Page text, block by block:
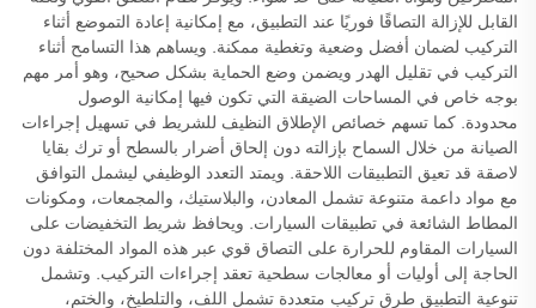
القابل للإزالة التصاقًا فوريًا عند التطبيق، مع إمكانية إعادة التموضع أثناء
التركيب لضمان أفضل وضعية وتغطية ممكنة. ويساهم هذا التسامح أثناء
التركيب في تقليل الهدر ويضمن وضع الحماية بشكل صحيح، وهو أمر مهم
بوجه خاص في المساحات الضيقة التي تكون فيها إمكانية الوصول
محدودة. كما تسهم خصائص الإطلاق النظيف للشريط في تسهيل إجراءات
الصيانة من خلال السماح بإزالته دون إلحاق أضرار بالسطح أو ترك بقايا
لاصقة قد تعيق التطبيقات اللاحقة. ويمتد التعدد الوظيفي ليشمل التوافق
مع مواد داعمة متنوعة تشمل المعادن، والبلاستيك، والمجمعات، ومكونات
المطاط الشائعة في تطبيقات السيارات. ويحافظ شريط التخفيضات على
السيارات المقاوم للحرارة على التصاق قوي عبر هذه المواد المختلفة دون
الحاجة إلى أوليات أو معالجات سطحية تعقد إجراءات التركيب. وتشمل
تنوعية التطبيق طرق تركيب متعددة تشمل اللف، والتلطيخ، والختم،